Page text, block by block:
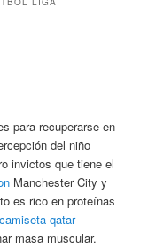
para recuperarse en
del niño
invictos que tiene el
Manchester City y
es rico en proteínas
camiseta qatar
masa muscular.